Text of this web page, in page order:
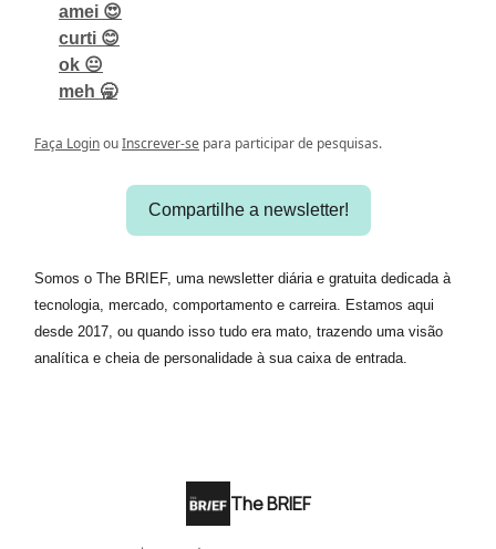
amei 😍
curti 😊
ok 😐
meh 🥱
Faça LoginouInscrever-se para participar de pesquisas.
Compartilhe a newsletter!
Somos o The BRIEF, uma newsletter diária e gratuita dedicada à
tecnologia, mercado, comportamento e carreira. Estamos aqui
desde 2017, ou quando isso tudo era mato, trazendo uma visão
analítica e cheia de personalidade à sua caixa de entrada.
The BRIEF